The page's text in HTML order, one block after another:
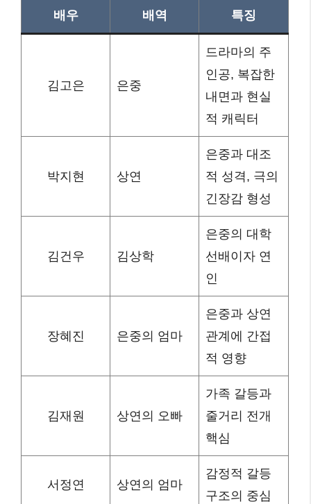
배우 배역 특징
김고은 은중
드라마의 주
인공, 복잡한
내면과 현실
적 캐릭터
박지현 상연
은중과 대조
적 성격, 극의
긴장감 형성
김건우 김상학
은중의 대학
선배이자 연
인
장혜진 은중의 엄마
은중과 상연
관계에 간접
적 영향
김재원 상연의 오빠
가족 갈등과
줄거리 전개
핵심
서정연 상연의 엄마
감정적 갈등
구조의 중심